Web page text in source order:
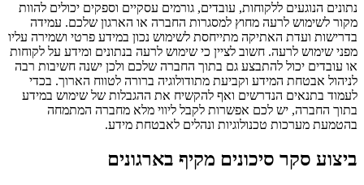
נתונים הנוגעים ללקוחות, עובדים, גורמים עסקיים וספקים יכולים להוות
מקור לשימוש לרעה מחוץ למסגרות החברה או הארגון שלכם. עמידה
בדרישות ועדת האתיקה מתייחסת לשימוש נכון במידע פרטי ושמירה עליו
מפני שימוש לרעה. חשוב לציין כי שימוש לרעה בנתונים ומידע על לקוחות
או עובדים יכול להתבצע גם בתוך החברה שלכם ולכן ישנה חשיבות רבה
לניהול אבטחת המידע וקביעת מתודולוגיה ברורה לטווח הארוך. בכדי
לעמוד בתנאים הנדרשים ואף להקשיח את ההגבלות של שימוש במידע
בתוך החברה, יש לכם אפשרות לקבל ליווי מלא מחברה המתמחה
בהטמעת מערכות טכנולוגיות ונהלים לאבטחת מידע.
ביצוע סקר סיכונים מקיף בארגונים